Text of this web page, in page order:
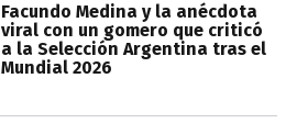
Facundo Medina y la anécdota
viral con un gomero que criticó
a la Selección Argentina tras el
Mundial 2026